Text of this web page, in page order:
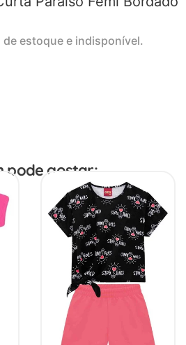
estoque e indisponível.
pode gostar: